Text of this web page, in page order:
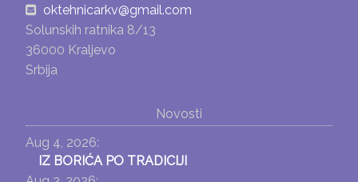
oktehnicarkv@gmail.com
Solunskih ratnika 8/13
36000 Kraljevo
Srbija
Novosti
Aug 4, 2026:
IZ BORIĆA PO TRADICIJI